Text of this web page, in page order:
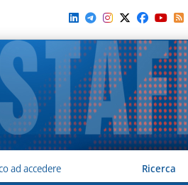
ad accedere Ricerca